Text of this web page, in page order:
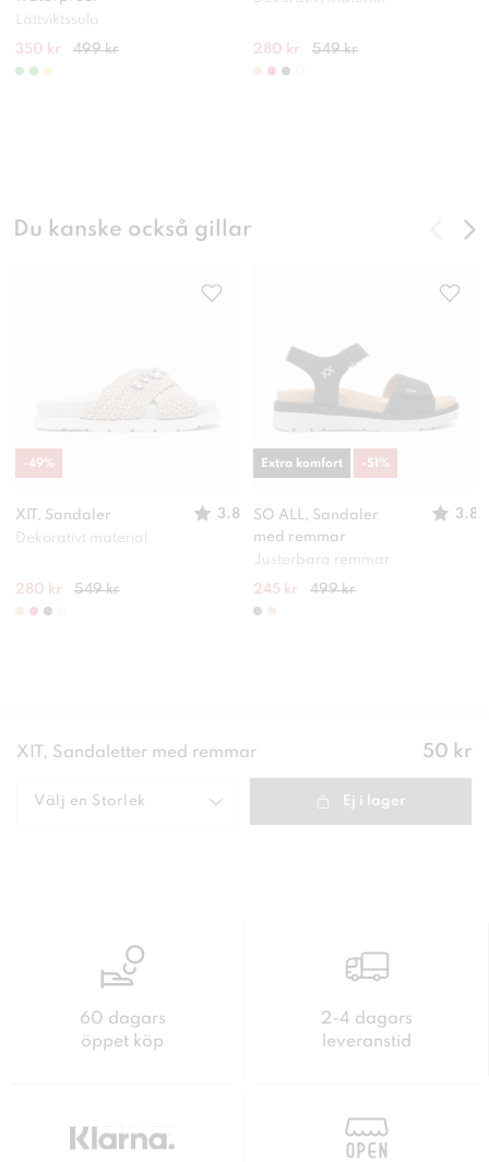
Lättviktssula
350 kr 499 kr 280 kr 549 kr
Du kanske också gillar
XIT, Sandaler
3.8
Dekorativt material
280 kr 549 kr
-49%
SO ALL, Sandaler
med remmar
3.8
Justerbara remmar
245 kr 499 kr
Extra komfort -51 %
XIT, Sandaletter med remmar Pris:
50 kr
Välj en Storlek Ej i lager
60 dagars
öppet köp
2-4 dagars
leveranstid